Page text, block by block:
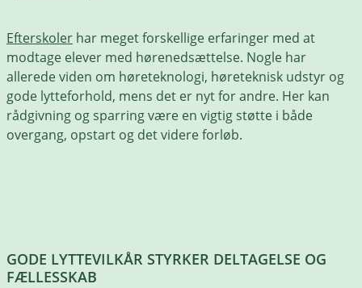
Efterskoler har meget forskellige erfaringer med at
modtage elever med hørenedsættelse. Nogle har
allerede viden om høreteknologi, høreteknisk udstyr og
gode lytteforhold, mens det er nyt for andre. Her kan
rådgivning og sparring være en vigtig støtte i både
overgang, opstart og det videre forløb.
GODE LYTTEVILKÅR STYRKER DELTAGELSE OG
FÆLLESSKAB